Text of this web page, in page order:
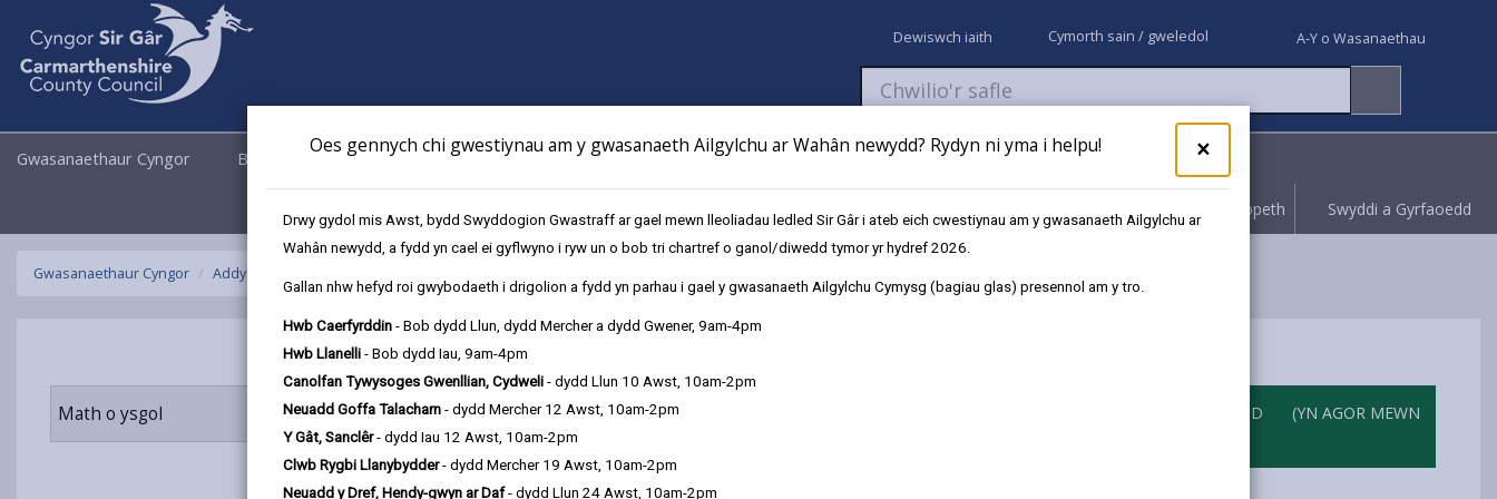
×
Oes gennych chi gwestiynau am y gwasanaeth Ailgylchu ar Wahân newydd? Rydyn ni yma i helpu!
Drwy gydol mis Awst, bydd Swyddogion Gwastraff ar gael mewn lleoliadau ledled Sir Gâr i ateb eich cwestiynau am y gwasanaeth Ailgylchu ar
Wahân newydd, a fydd yn cael ei gyflwyno i ryw un o bob tri chartref o ganol/diwedd tymor yr hydref 2026.
Gallan nhw hefyd roi gwybodaeth i drigolion a fydd yn parhau i gael y gwasanaeth Ailgylchu Cymysg (bagiau glas) presennol am y tro.
Hwb Caerfyrddin - Bob dydd Llun, dydd Mercher a dydd Gwener, 9am-4pm
Hwb Llanelli - Bob dydd Iau, 9am-4pm
Canolfan Tywysoges Gwenllian, Cydweli - dydd Llun 10 Awst, 10am-2pm
Neuadd Goffa Talacharn - dydd Mercher 12 Awst, 10am-2pm
Y Gât, Sanclêr- dydd Iau 12 Awst, 10am-2pm
Clwb Rygbi Llanybydder- dydd Mercher 19 Awst, 10am-2pm
Neuadd y Dref, Hendy-gwyn ar Daf- dydd Llun 24 Awst, 10am-2pm
Dewiswch iaith Cymorth sain / gweledol A-Y o Wasanaethau
Gwasanaethaur Cyngor Busnes Cyngor a Democratiaeth Newyddion
Fy Nghyfrifon Talu Cyflwyno cais Rhoi gwybod Hawliwch bopeth Swyddi a Gyrfaoedd
Gwasanaethaur Cyngor Addysg ac Ysgolion
Math o ysgol Ystod oedran DALGYLCHOEDD
(YN AGOR MEWN